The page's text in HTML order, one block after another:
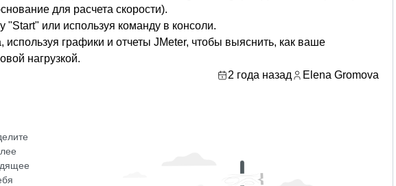
для расчета скорости).
"Start" или используя команду в консоли.
используя графики и отчеты JMeter, чтобы выяснить, как ваше
нагрузкой.
2 года назад
Elena Gromova